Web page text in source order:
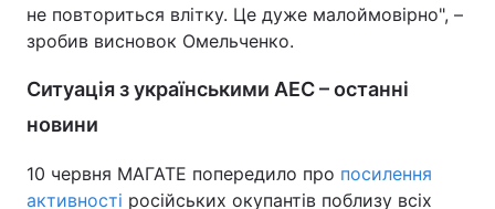
не повториться влітку. Це дуже малоймовірно", –
зробив висновок Омельченко.
Ситуація з українськими АЕС – останні
новини
10 червня МАГАТЕ попередило про посилення
активності російських окупантів поблизу всіх